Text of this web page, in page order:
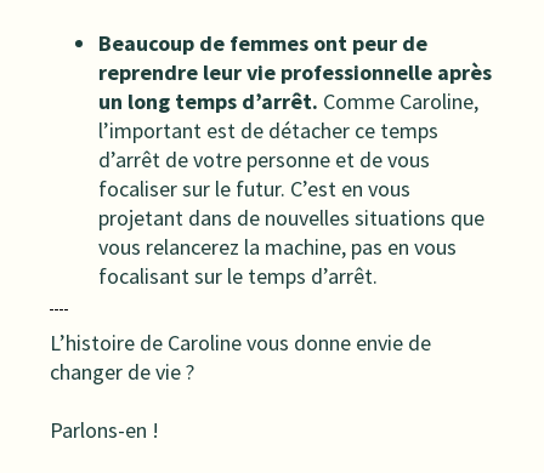
Beaucoup de femmes ont peur de
reprendre leur vie professionnelle après
un long temps d’arrêt. Comme Caroline,
l’important est de détacher ce temps
d’arrêt de votre personne et de vous
focaliser sur le futur. C’est en vous
projetant dans de nouvelles situations que
vous relancerez la machine, pas en vous
focalisant sur le temps d’arrêt.
L’histoire de Caroline vous donne envie de
changer de vie ?
Parlons-en !